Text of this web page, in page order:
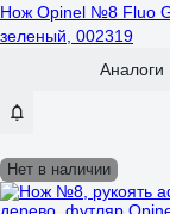
Нож Opinel №8 Fluo
зеленый, 002319
Аналоги
Нет в наличии